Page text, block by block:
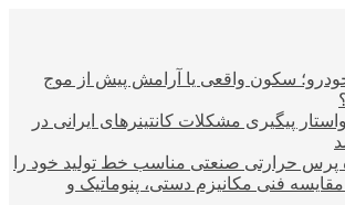
خودرو؛ سکون واقعی یا آرامش پیش از موج
پیگیری مشکلات کانتینرهای ایرانی در
حرارتی صنعتی مناسب خط تولید خود را
مقایسه فنی مکانیزم دستی، پنوماتیک و